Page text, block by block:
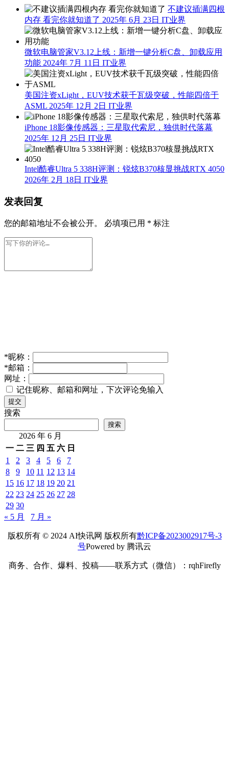
不建议插满四根
内存 看完你就知道了 2025年 6月 23日 IT业界
微软电脑管家V3.12上线：新增一键分析C盘、卸载应用
功能 2024年 7月 11日 IT业界
美国注资xLight，EUV技术获千瓦级突破，性能四倍于
ASML 2025年 12月 2日 IT业界
iPhone 18影像传感器：三星取代索尼，独供时代落幕
2025年 12月 25日 IT业界
Intel酷睿Ultra 5 338H评测：锐炫B370核显挑战RTX 4050
2026年 2月 18日 IT业界
发表回复
您的邮箱地址不会被公开。 必填项已用 * 标注
*昵称：
*邮箱：
网址：
记住昵称、邮箱和网址，下次评论免输入
提交
搜索
搜索
2026 年 6 月
一 二 三 四 五 六 日
1
2 3 4 5 6
7
8
9 10 11 12 13 14
15 16 17 18 19 20 21
22 23 24 25 26 27 28
29 30
« 5 月
7 月 »
版权所有 © 2024 AI快讯网 版权所有黔ICP备2023002917号-3
号Powered by 腾讯云
商务、合作、爆料、投稿——联系方式（微信）：rqhFirefly